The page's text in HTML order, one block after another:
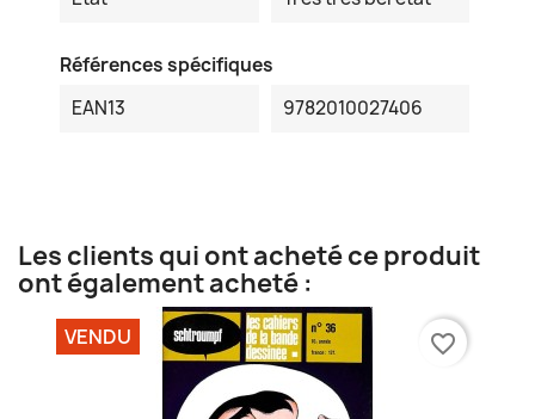
Références spécifiques
EAN13
9782010027406
Les clients qui ont acheté ce produit
ont également acheté :
VENDU favorite_border